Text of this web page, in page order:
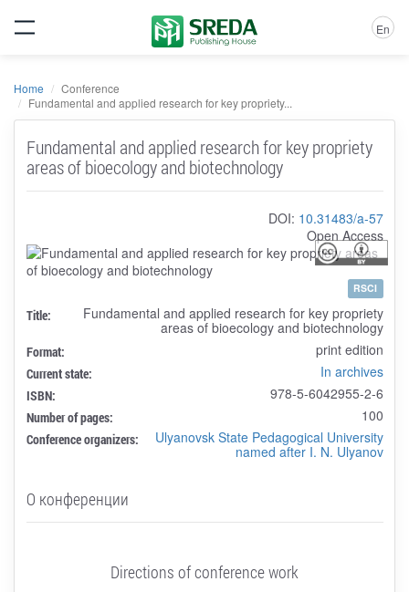
En
Home
Conference
Fundamental and applied research for key propriety...
Fundamental and applied research for key propriety
areas of bioecology and biotechnology
DOI: 10.31483/a-57
Open Access
RSCI
Title:
Fundamental and applied research for key propriety
areas of bioecology and biotechnology
Format: print edition
Current state: In archives
ISBN: 978-5-6042955-2-6
Number of pages: 100
Conference organizers:
Ulyanovsk State Pedagogical University
named after I. N. Ulyanov
О конференции
Directions of conference work